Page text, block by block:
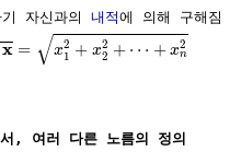
자신과의
내적에 의해 구해짐
x = √x2
1 + x2
2 + ⋯ + x2
n
, 여러 다른 노름의 정의